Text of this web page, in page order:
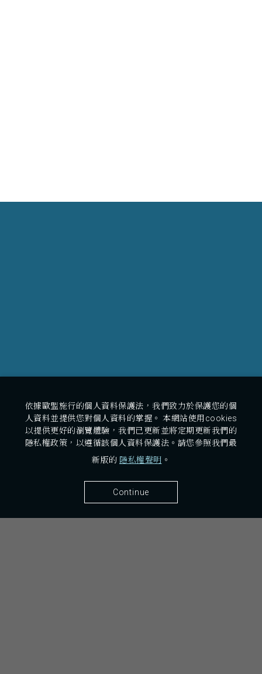
26243 宜蘭縣礁溪鄉仁愛路48巷18弄1號
03-988-2828
依據歐盟施行的個人資料保護法，我們致力於保護您的個
人資料並提供您對個人資料的掌握。 本網站使用cookies
以提供更好的瀏覽體驗，我們已更新並將定期更新我們的
隱私權政策，以遵循該個人資料保護法。請您參照我們最
新版的 隱私權聲明 。
Continue